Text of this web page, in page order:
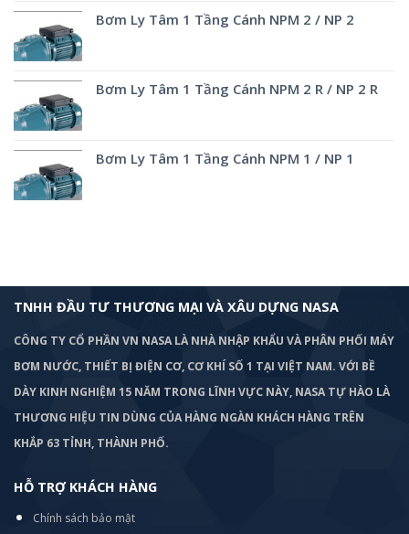
Bơm Ly Tâm 1 Tầng Cánh NPM 2 / NP 2
Bơm Ly Tâm 1 Tầng Cánh NPM 2 R / NP 2 R
Bơm Ly Tâm 1 Tầng Cánh NPM 1 / NP 1
TNHH ĐẦU TƯ THƯƠNG MẠI VÀ XÂU DỰNG NASA
CÔNG TY CỔ PHẦN VN NASA LÀ NHÀ NHẬP KHẨU VÀ PHÂN PHỐI MÁY
BƠM NƯỚC, THIẾT BỊ ĐIỆN CƠ, CƠ KHÍ SỐ 1 TẠI VIỆT NAM. VỚI BỀ
DÀY KINH NGHIỆM 15 NĂM TRONG LĨNH VỰC NÀY, NASA TỰ HÀO LÀ
THƯƠNG HIỆU TIN DÙNG CỦA HÀNG NGÀN KHÁCH HÀNG TRÊN
KHẮP 63 TỈNH, THÀNH PHỐ.
HỖ TRỢ KHÁCH HÀNG
Chính sách bảo mật